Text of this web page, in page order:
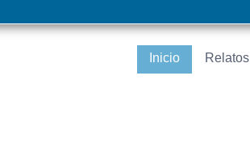
Inicio Relatos